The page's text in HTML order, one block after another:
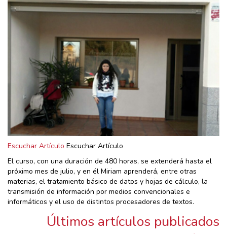
Escuchar Artículo Escuchar Artículo
El curso, con una duración de 480 horas, se extenderá hasta el
próximo mes de julio, y en él Miriam aprenderá, entre otras
materias, el tratamiento básico de datos y hojas de cálculo, la
transmisión de información por medios convencionales e
informáticos y el uso de distintos procesadores de textos.
Últimos artículos publicados